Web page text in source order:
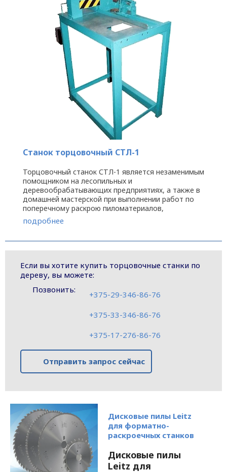
Станок торцовочный СТЛ-1
Торцовочный станок СТЛ-1 является незаменимым
помощником на лесопильных и
деревообрабатывающих предприятиях, а также в
домашней мастерской при выполнении работ по
поперечному раскрою пиломатериалов,
устранению их дефектов. При этом пиломатериалы
...
подробнее
Если вы хотите купить торцовочные станки по
дереву, вы можете:
Позвонить:
+375-29-346-86-76
+375-33-346-86-76
+375-17-276-86-76
Отправить запрос сейчас
Дисковые пилы Leitz
для форматно-
раскроечных станков
Дисковые пилы
Leitz для